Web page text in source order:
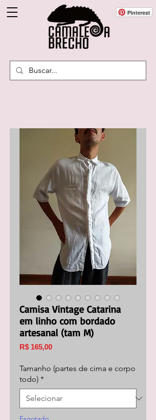
Pinterest
Camisa Vintage Catarina
em linho com bordado
artesanal (tam M)
R$ 165,00Preço
Tamanho (partes de cima e corpo
todo) *